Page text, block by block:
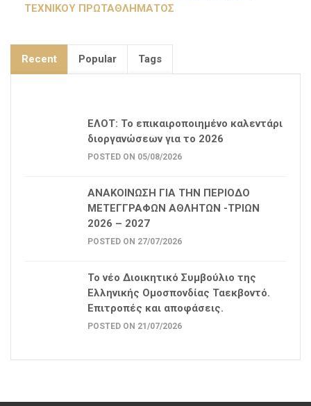
ΤΕΧΝΙΚΟΥ ΠΡΩΤΑΘΛΗΜΑΤΟΣ
Recent Popular Tags
ΕΛΟΤ: Το επικαιροποιημένο καλεντάρι
διοργανώσεων για το 2026
POSTED ON 05/08/2026
ΑΝΑΚΟΙΝΩΣΗ ΓΙΑ ΤΗΝ ΠΕΡΙΟΔΟ
ΜΕΤΕΓΓΡΑΦΩΝ ΑΘΛΗΤΩΝ -ΤΡΙΩΝ
2026 – 2027
POSTED ON 27/07/2026
Το νέο Διοικητικό Συμβούλιο της
Ελληνικής Ομοσπονδίας Ταεκβοντό.
Επιτροπές και αποφάσεις.
POSTED ON 21/07/2026